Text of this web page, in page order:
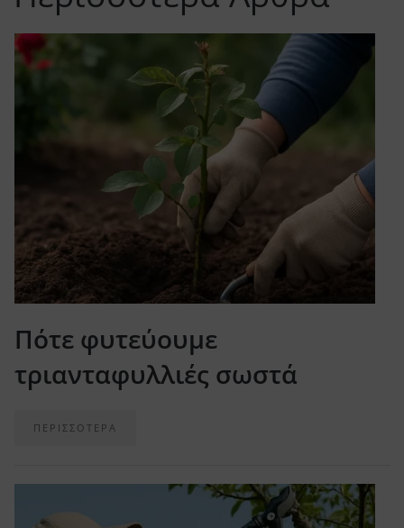
Πότε φυτεύουμε
τριανταφυλλιές σωστά
ΠΕΡΙΣΣΟΤΕΡΑ